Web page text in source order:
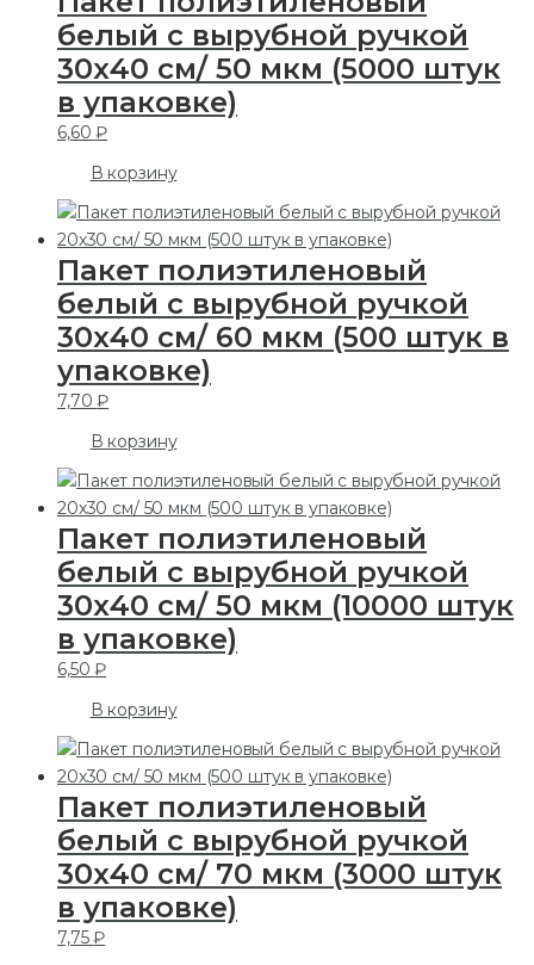
белый с вырубной ручкой
30х40 см/ 50 мкм (5000 штук
в упаковке)
6,60₽
В корзину
Пакет полиэтиленовый
белый с вырубной ручкой
30х40 см/ 60 мкм (500 штук в
упаковке)
7,70₽
В корзину
Пакет полиэтиленовый
белый с вырубной ручкой
30х40 см/ 50 мкм (10000 штук
в упаковке)
6,50₽
В корзину
Пакет полиэтиленовый
белый с вырубной ручкой
30х40 см/ 70 мкм (3000 штук
в упаковке)
7,75₽